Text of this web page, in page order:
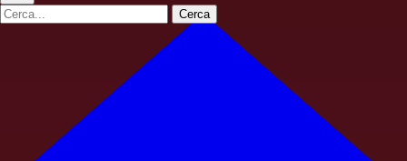
Cerca